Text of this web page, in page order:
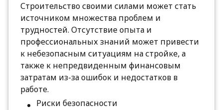
Строительство своими силами может стать
источником множества проблем и
трудностей. Отсутствие опыта и
профессиональных знаний может привести
к небезопасным ситуациям на стройке, а
также к непредвиденным финансовым
затратам из-за ошибок и недостатков в
работе.
Риски безопасности